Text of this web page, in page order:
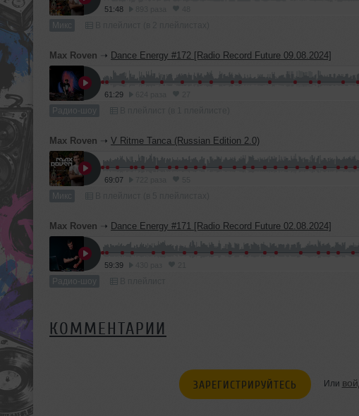
51:48
Микс
Max Roven ➝ Dance Energy #172 [Radio Record Future 09.08.2024]
61:29
Радио-шоу
Max Roven ➝ V Ritme Tanca (Russian Edition 2.0)
69:07
Микс
Max Roven ➝ Dance Energy #171 [Radio Record Future 02.08.2024]
59:39
Радио-шоу
КОММЕНТАРИИ
ЗАРЕГИСТРИРУЙТЕСЬ Или